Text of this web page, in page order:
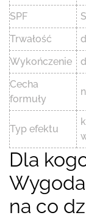
SPF
Trwałość
Wykończenie
Cecha
formuły
Typ efektu
Dla
na co